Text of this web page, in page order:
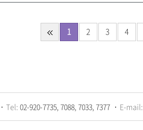
1 2 3 4
Tel: 02-920-7735, 7088, 7033, 7377 E-mail: